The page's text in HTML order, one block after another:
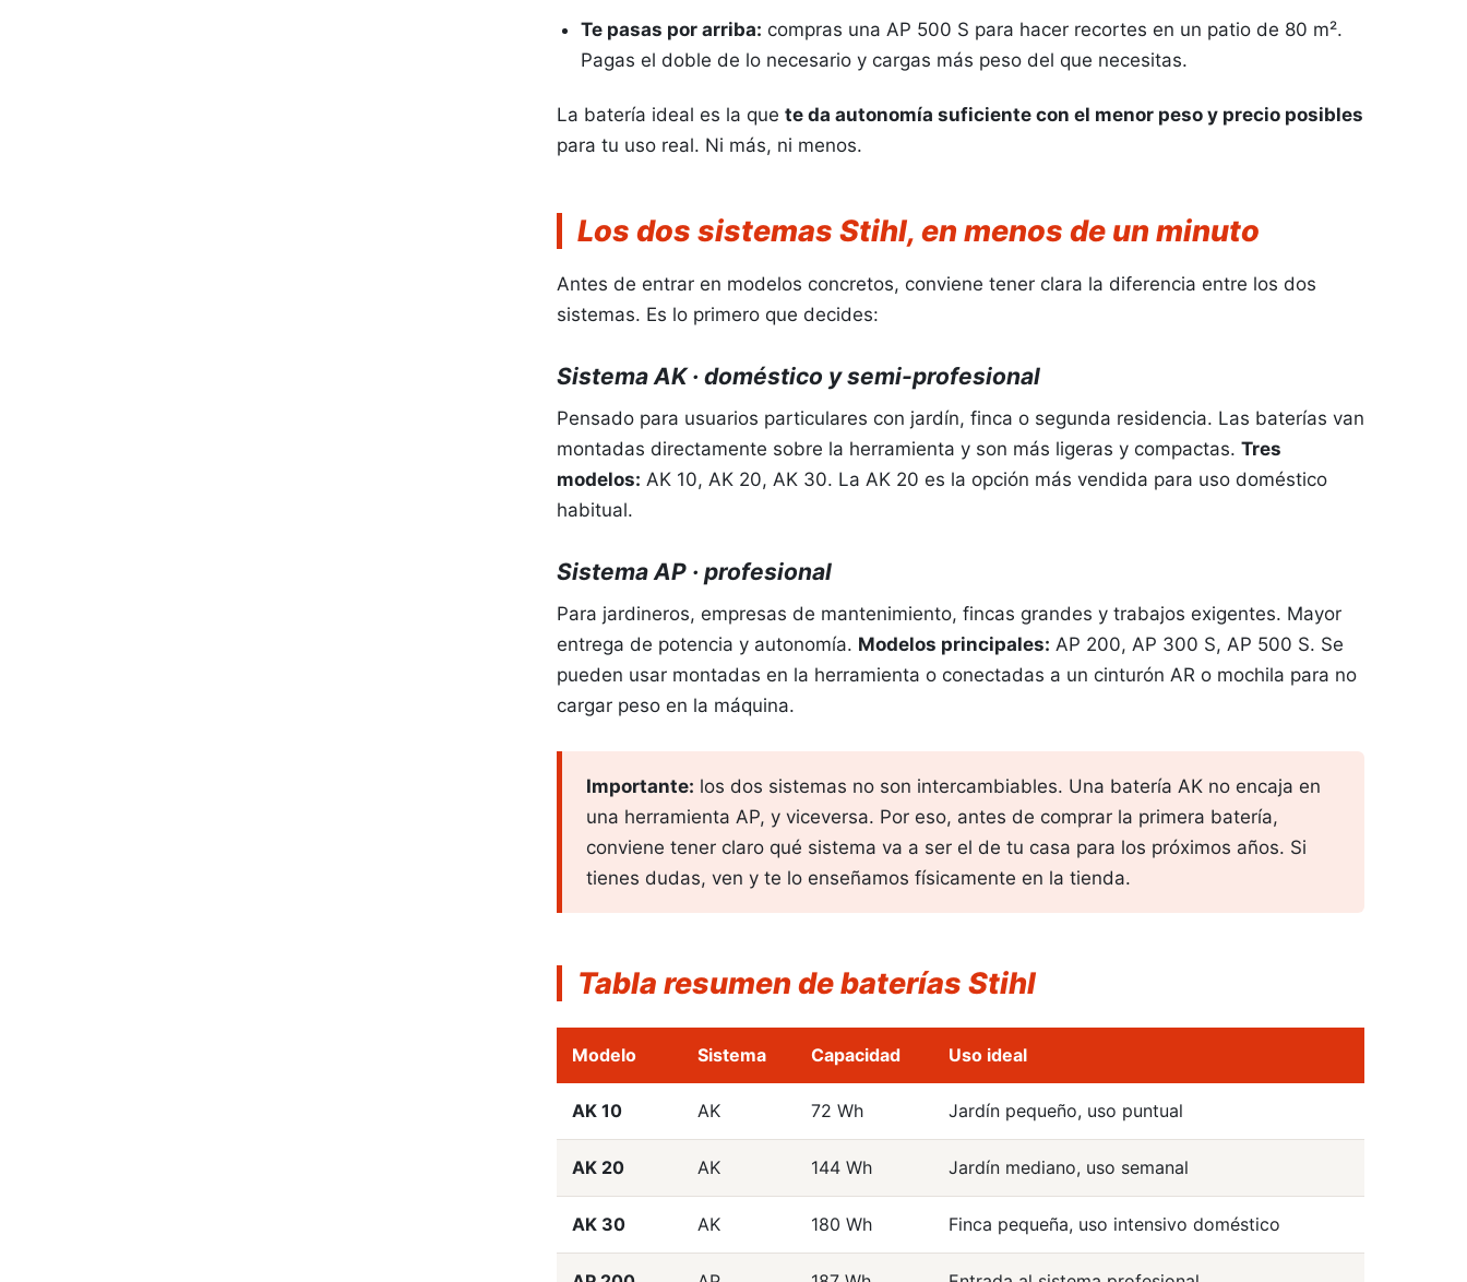
Aperos
Te pasas por arriba: compras una AP 500 S para hacer recortes en un patio de 80 m².
Pagas el doble de lo necesario y cargas más peso del que necesitas.
La batería ideal es la que te da autonomía suficiente con el menor peso y precio posibles
para tu uso real. Ni más, ni menos.
Los dos sistemas Stihl, en menos de un minuto
Antes de entrar en modelos concretos, conviene tener clara la diferencia entre los dos
sistemas. Es lo primero que decides:
Sistema AK · doméstico y semi-profesional
Pensado para usuarios particulares con jardín, finca o segunda residencia. Las baterías van
montadas directamente sobre la herramienta y son más ligeras y compactas. Tres
modelos: AK 10, AK 20, AK 30. La AK 20 es la opción más vendida para uso doméstico
habitual.
Sistema AP · profesional
Para jardineros, empresas de mantenimiento, fincas grandes y trabajos exigentes. Mayor
entrega de potencia y autonomía. Modelos principales: AP 200, AP 300 S, AP 500 S. Se
pueden usar montadas en la herramienta o conectadas a un cinturón AR o mochila para no
cargar peso en la máquina.
Importante: los dos sistemas no son intercambiables. Una batería AK no encaja en
una herramienta AP, y viceversa. Por eso, antes de comprar la primera batería,
conviene tener claro qué sistema va a ser el de tu casa para los próximos años. Si
tienes dudas, ven y te lo enseñamos físicamente en la tienda.
Tabla resumen de baterías Stihl
Modelo Sistema Capacidad Uso ideal
AK 10 AK 72 Wh Jardín pequeño, uso puntual
AK 20 AK 144 Wh Jardín mediano, uso semanal
AK 30 AK 180 Wh Finca pequeña, uso intensivo doméstico